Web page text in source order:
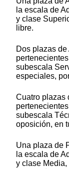
la escala de
y clase
libre.
Dos plazas
subescala
especiales,
Cuatro plazas
subescala
oposición, en
Una plaza de
la escala de
y clase